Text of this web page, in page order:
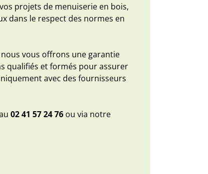
projets de menuiserie en bois,
dans le respect des normes en
vous offrons une garantie
qualifiés et formés pour assurer
avec des fournisseurs
02 41 57 24 76 ou via notre